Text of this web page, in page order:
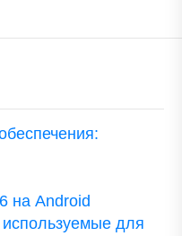
на Android
для